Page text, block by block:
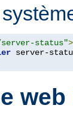
status">